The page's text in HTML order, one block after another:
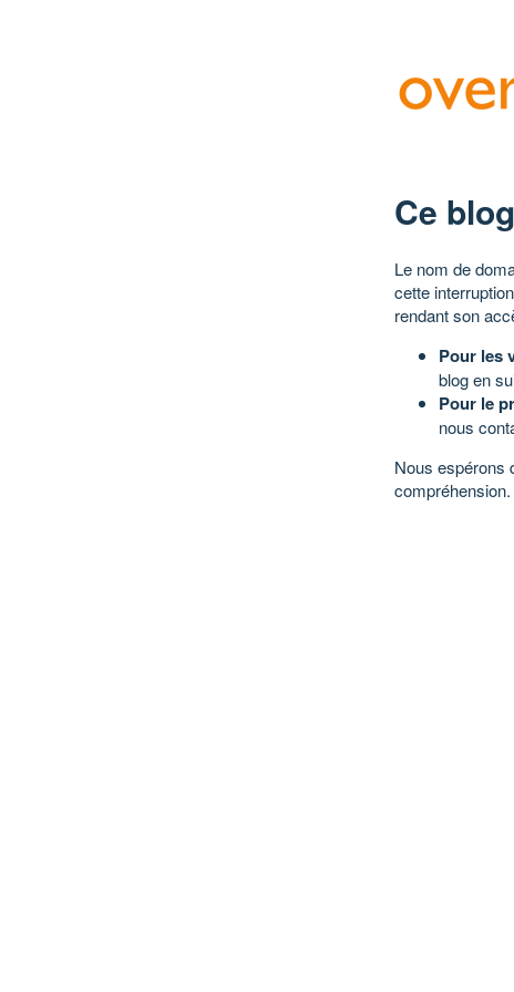
Ce
Le nom de
cette
rendant son
Pour les
blog en
Pour le
nous
Nous espérons
compréhension.